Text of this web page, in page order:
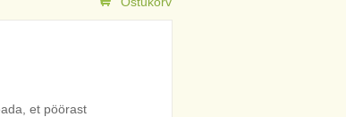
et pöörast